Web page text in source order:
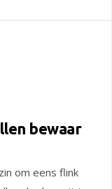
bewaar
om eens flink